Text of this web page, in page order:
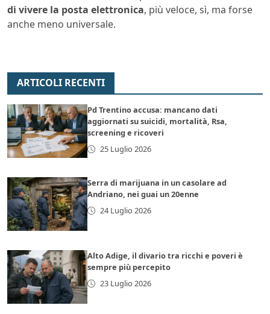
di vivere la posta elettronica, più veloce, sì, ma forse
anche meno universale.
ARTICOLI RECENTI
Pd Trentino accusa: mancano dati
aggiornati su suicidi, mortalità, Rsa,
screening e ricoveri
25 Luglio 2026
Serra di marijuana in un casolare ad
Andriano, nei guai un 20enne
24 Luglio 2026
Alto Adige, il divario tra ricchi e poveri è
sempre più percepito
23 Luglio 2026